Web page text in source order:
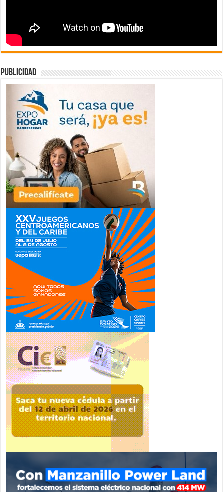
publicidad